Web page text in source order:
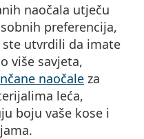
naočala utječu
preferencija,
ste utvrdili da imate
više savjeta,
naočale za
leća,
boju vaše kose i